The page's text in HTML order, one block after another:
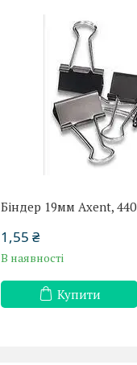
Біндер 19мм Axent,
1,55 ₴
В наявності
Купити